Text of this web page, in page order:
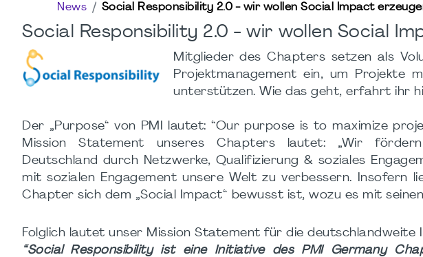
News Social Responsibility 2.0 - wir wollen Social Impact
Social Responsibility 2.0 - wir wollen Social
Mitglieder des Chapters setzen als
Projektmanagement ein, um Projekte
unterstützen. Wie das geht, erfahrt ihr
Der „Purpose“ von PMI lautet: “Our purpose is to maximize
Mission Statement unseres Chapters lautet: „Wir fördern
Deutschland durch Netzwerke, Qualifizierung & soziales
mit sozialen Engagement unsere Welt zu verbessern. Insofern
Chapter sich dem „Social Impact“ bewusst ist, wozu es mit
Folglich lautet unser Mission Statement für die deutschlandweite
“Social Responsibility ist eine Initiative des PMI Germany